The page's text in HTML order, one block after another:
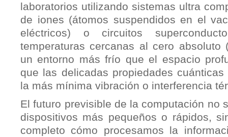
laboratorios utilizando sistemas ultra
de iones (átomos suspendidos en el
eléctricos) o circuitos
temperaturas cercanas al cero absoluto
un entorno más frío que el espacio
que las delicadas propiedades
la más mínima vibración o interferencia
El futuro previsible de la computación no
dispositivos más pequeños o rápidos,
completo cómo procesamos la